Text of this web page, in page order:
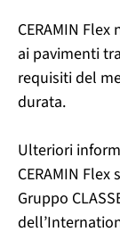
CERAMIN
ai pavimenti
requisiti del
durata.
Ulteriori
CERAMIN
Gruppo